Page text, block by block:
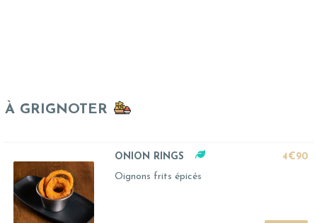
À GRIGNOTER
ONION RINGS
4€90
Oignons frits épicés